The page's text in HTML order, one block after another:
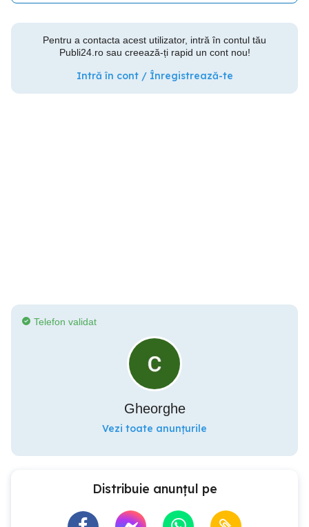
Pentru a contacta acest utilizator, intră în contul tău
Publi24.ro sau creează-ți rapid un cont nou!
Intră în cont / Înregistrează-te
Telefon validat
Gheorghe
Vezi toate anunțurile
Distribuie anunțul pe